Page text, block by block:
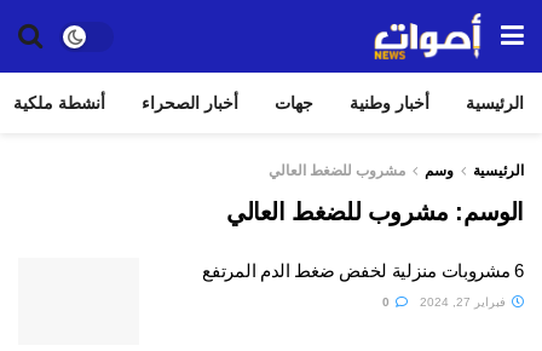
الرئيسية أخبار وطنية جهات أخبار الصحراء أنشطة ملكية
الرئيسية وسم مشروب للضغط العالي
الوسم: مشروب للضغط العالي
6 مشروبات منزلية لخفض ضغط الدم المرتفع
فبراير 27, 2024